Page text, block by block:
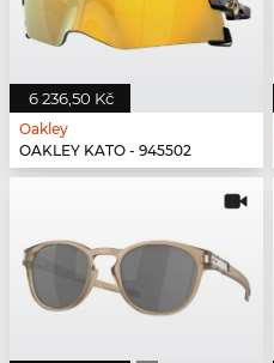
6 236,50 Kč
Oakley
OAKLEY KATO - 945502